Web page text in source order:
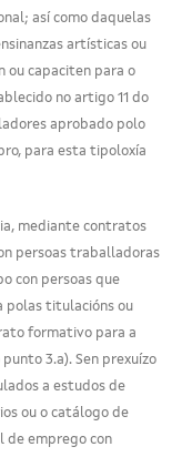
así como daquelas
artísticas ou
ou capaciten para o
no artigo 11 do
aprobado polo
para esta tipoloxía
mediante contratos
persoas traballadoras
con persoas que
polas titulacións ou
formativo para a
3.a). Sen prexuízo
a estudos de
ou o catálogo de
de emprego con